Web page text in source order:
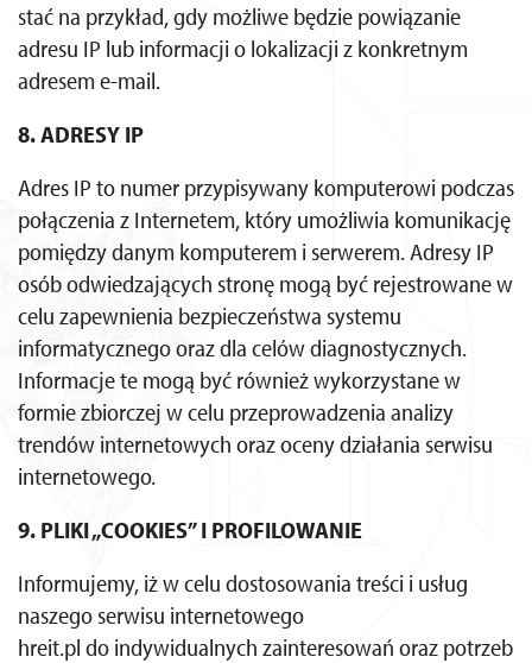
stać na przykład, gdy możliwe będzie powiązanie
adresu IP lub informacji o lokalizacji z konkretnym
adresem e-mail.
8. ADRESY IP
Adres IP to numer przypisywany komputerowi podczas
połączenia z Internetem, który umożliwia komunikację
pomiędzy danym komputerem i serwerem. Adresy IP
osób odwiedzających stronę mogą być rejestrowane w
celu zapewnienia bezpieczeństwa systemu
informatycznego oraz dla celów diagnostycznych.
Informacje te mogą być również wykorzystane w
formie zbiorczej w celu przeprowadzenia analizy
trendów internetowych oraz oceny działania serwisu
internetowego.
9. PLIKI „COOKIES” I PROFILOWANIE
Informujemy, iż w celu dostosowania treści i usług
naszego serwisu internetowego
hreit.pl do indywidualnych zainteresowań oraz potrzeb